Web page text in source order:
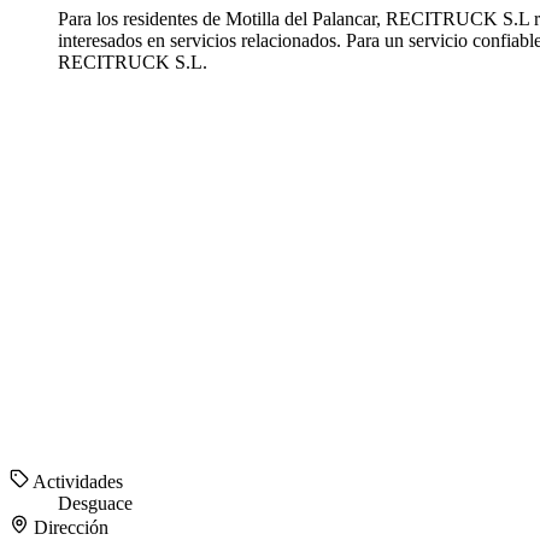
Para los residentes de Motilla del Palancar, RECITRUCK S.L
interesados en servicios relacionados. Para un servicio
RECITRUCK S.L.
Actividades
Desguace
Dirección